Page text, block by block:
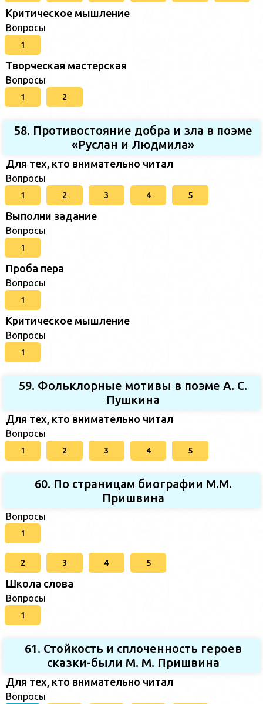
Критическое мышление
Вопросы
1
Творческая мастерская
Вопросы
1 2
58. Противостояние добра и зла в поэме
«Руслан и Людмила»
Для тех, кто внимательно читал
Вопросы
1 2 3 4 5
Выполни задание
Вопросы
1
Проба пера
Вопросы
1
Критическое мышление
Вопросы
1
59. Фольклорные мотивы в поэме А. С.
Пушкина
Для тех, кто внимательно читал
Вопросы
1 2 3 4 5
60. По страницам биографии М.М.
Пришвина
Вопросы
1
2 3 4 5
Школа слова
Вопросы
1
61. Стойкость и сплоченность героев
сказки-были М. М. Пришвина
Для тех, кто внимательно читал
Вопросы